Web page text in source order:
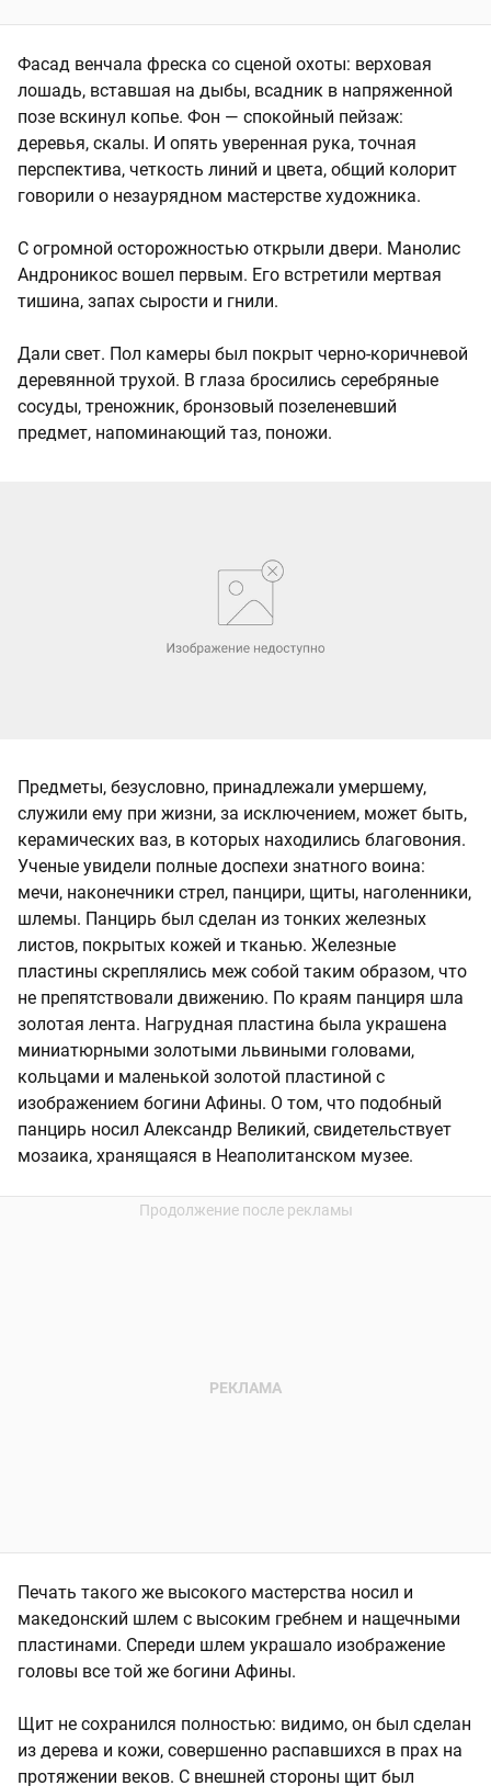
Фасад венчала фреска со сценой охоты: верховая
лошадь, вставшая на дыбы, всадник в напряженной
позе вскинул копье. Фон — спокойный пейзаж:
деревья, скалы. И опять уверенная рука, точная
перспектива, четкость линий и цвета, общий колорит
говорили о незаурядном мастерстве художника.
С огромной осторожностью открыли двери. Манолис
Андроникос вошел первым. Его встретили мертвая
тишина, запах сырости и гнили.
Дали свет. Пол камеры был покрыт черно-коричневой
деревянной трухой. В глаза бросились серебряные
сосуды, треножник, бронзовый позеленевший
предмет, напоминающий таз, поножи.
Предметы, безусловно, принадлежали умершему,
служили ему при жизни, за исключением, может быть,
керамических ваз, в которых находились благовония.
Ученые увидели полные доспехи знатного воина:
мечи, наконечники стрел, панцири, щиты, наголенники,
шлемы. Панцирь был сделан из тонких железных
листов, покрытых кожей и тканью. Железные
пластины скреплялись меж собой таким образом, что
не препятствовали движению. По краям панциря шла
золотая лента. Нагрудная пластина была украшена
миниатюрными золотыми львиными головами,
кольцами и маленькой золотой пластиной с
изображением богини Афины. О том, что подобный
панцирь носил Александр Великий, свидетельствует
мозаика, хранящаяся в Неаполитанском музее.
Печать такого же высокого мастерства носил и
македонский шлем с высоким гребнем и нащечными
пластинами. Спереди шлем украшало изображение
головы все той же богини Афины.
Щит не сохранился полностью: видимо, он был сделан
из дерева и кожи, совершенно распавшихся в прах на
протяжении веков. С внешней стороны щит был